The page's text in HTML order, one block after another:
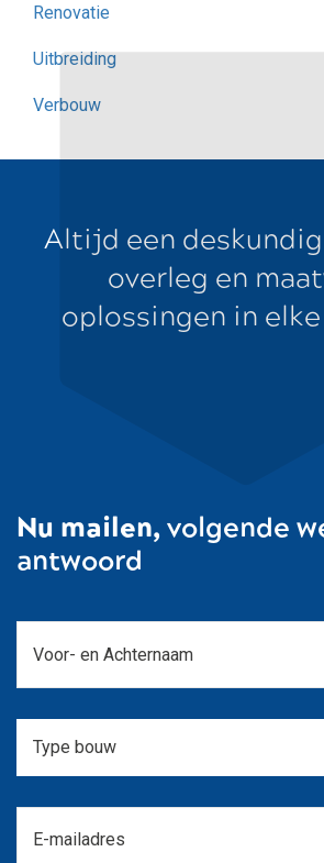
Renovatie
Uitbreiding
Verbouw
Altijd een
overleg en
oplossingen in
Nu mailen, volgende
antwoord